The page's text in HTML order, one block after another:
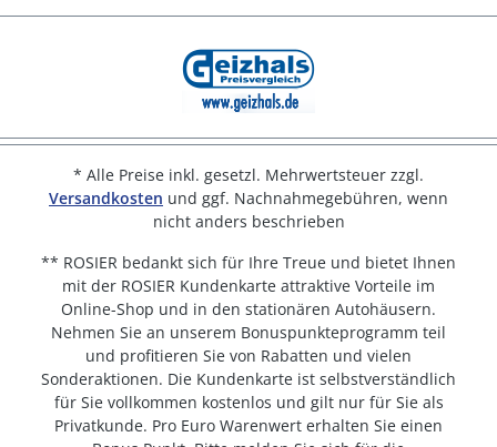
* Alle Preise inkl. gesetzl. Mehrwertsteuer zzgl.
Versandkosten und ggf. Nachnahmegebühren, wenn
nicht anders beschrieben
** ROSIER bedankt sich für Ihre Treue und bietet Ihnen
mit der ROSIER Kundenkarte attraktive Vorteile im
Online-Shop und in den stationären Autohäusern.
Nehmen Sie an unserem Bonuspunkteprogramm teil
und profitieren Sie von Rabatten und vielen
Sonderaktionen. Die Kundenkarte ist selbstverständlich
für Sie vollkommen kostenlos und gilt nur für Sie als
Privatkunde. Pro Euro Warenwert erhalten Sie einen